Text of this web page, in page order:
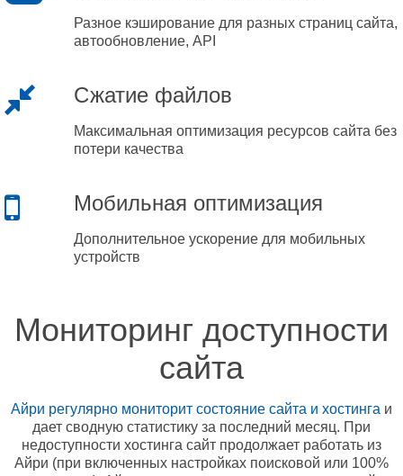
Разное кэширование для разных страниц сайта,
автообновление, API
Сжатие файлов
Максимальная оптимизация ресурсов сайта без
потери качества
Мобильная оптимизация
Дополнительное ускорение для мобильных
устройств
Мониторинг доступности
сайта
Айри регулярно мониторит состояние сайта и хостинга и
дает сводную статистику за последний месяц. При
недоступности хостинга сайт продолжает работать из
Айри (при включенных настройках поисковой или 100%